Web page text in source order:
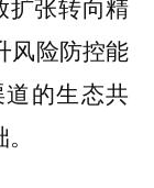
扩张转向精
风险防控能
的生态共